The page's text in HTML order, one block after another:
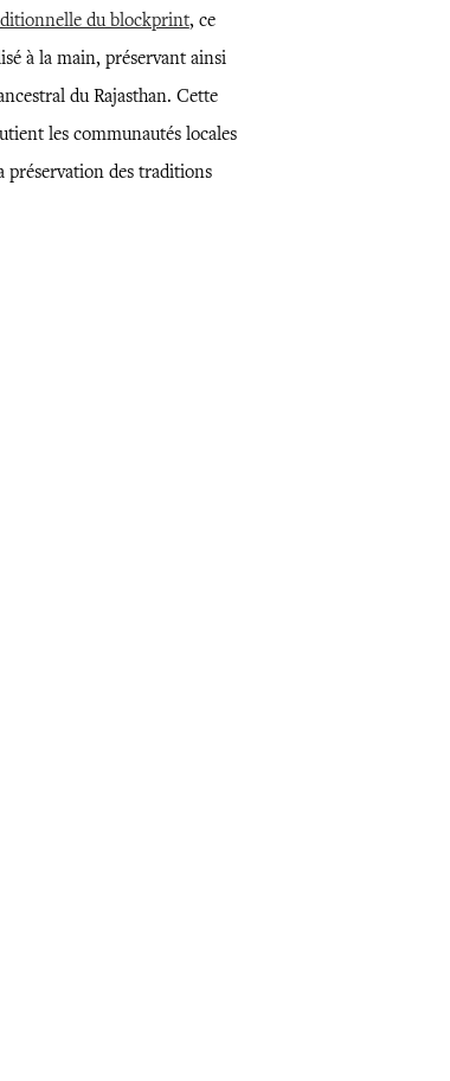
du blockprint, ce
à la main, préservant ainsi
du Rajasthan. Cette
les communautés locales
préservation des traditions